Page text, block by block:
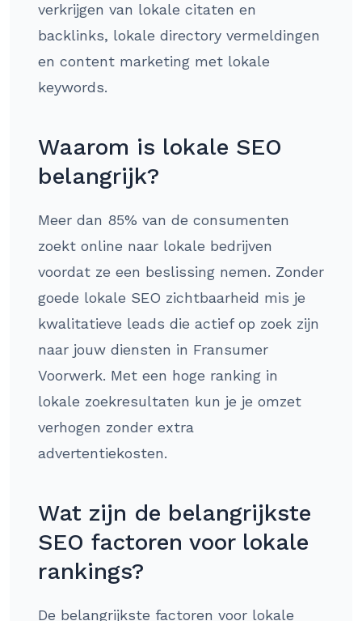
verkrijgen van lokale citaten en
backlinks, lokale directory vermeldingen
en content marketing met lokale
keywords.
Waarom is lokale SEO
belangrijk?
Meer dan 85% van de consumenten
zoekt online naar lokale bedrijven
voordat ze een beslissing nemen. Zonder
goede lokale SEO zichtbaarheid mis je
kwalitatieve leads die actief op zoek zijn
naar jouw diensten in Fransumer
Voorwerk. Met een hoge ranking in
lokale zoekresultaten kun je je omzet
verhogen zonder extra
advertentiekosten.
Wat zijn de belangrijkste
SEO factoren voor lokale
rankings?
De belangrijkste factoren voor lokale